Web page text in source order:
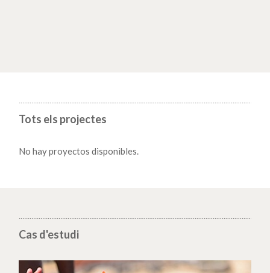
Tots els projectes
No hay proyectos disponibles.
Cas d'estudi